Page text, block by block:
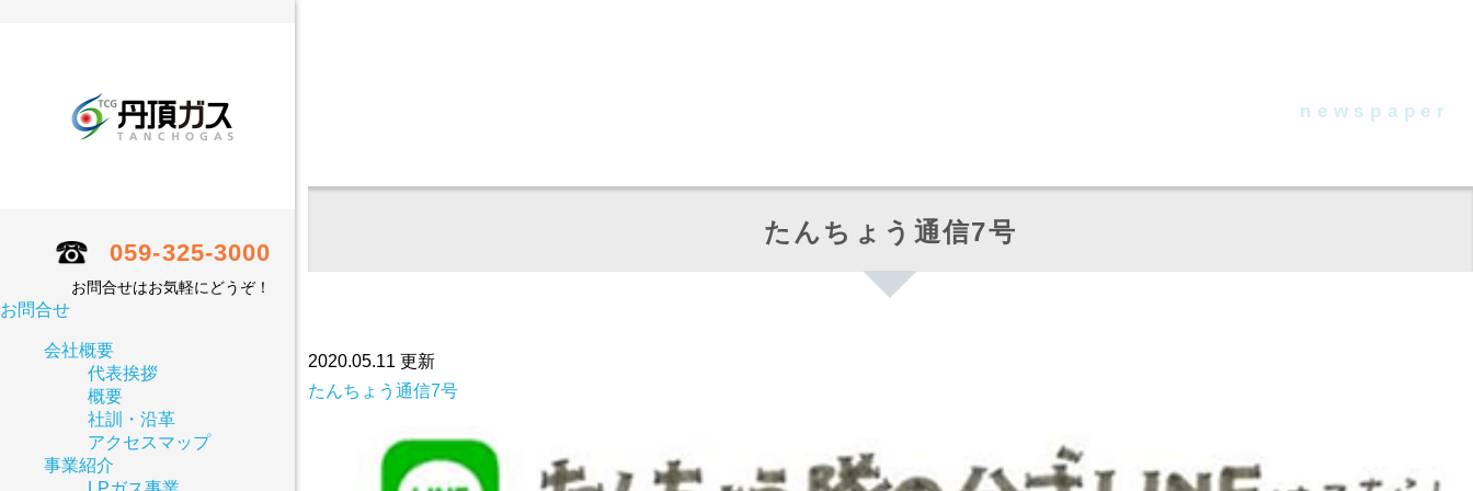
059-325-3000
お問合せはお気軽にどうぞ！
お問合せ
会社概要
代表挨拶
概要
社訓・沿革
アクセスマップ
事業紹介
newspaper
たんちょう通信7号
2020.05.11 更新
たんちょう通信7号